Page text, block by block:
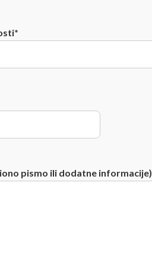
pismo ili dodatne informacije)